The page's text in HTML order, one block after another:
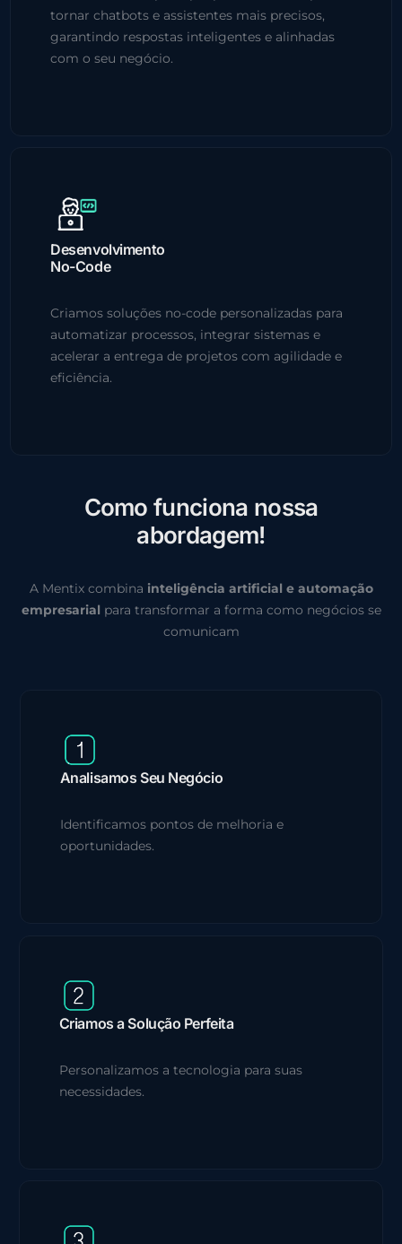
tornar chatbots e assistentes mais precisos,
garantindo respostas inteligentes e alinhadas
com o seu negócio.
Desenvolvimento
No-Code
Criamos soluções no-code personalizadas para
automatizar processos, integrar sistemas e
acelerar a entrega de projetos com agilidade e
eficiência.
Como funciona nossa
abordagem!
A Mentix combina inteligência artificial e automação
empresarial para transformar a forma como negócios se
comunicam
Analisamos Seu Negócio
Identificamos pontos de melhoria e
oportunidades.
Criamos a Solução Perfeita
Personalizamos a tecnologia para suas
necessidades.